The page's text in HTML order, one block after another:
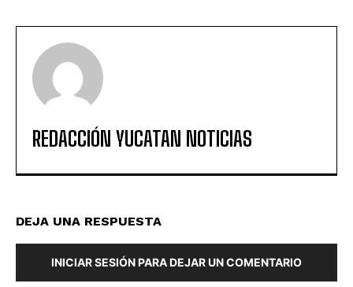
REDACCIÓN YUCATAN NOTICIAS
DEJA UNA RESPUESTA
INICIAR SESIÓN PARA DEJAR UN COMENTARIO